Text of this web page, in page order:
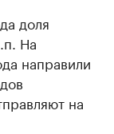
доля
На
направили
на